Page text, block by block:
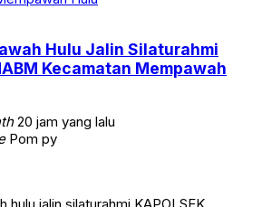
Hulu Jalin Silaturahmi
Kecamatan Mempawah
20 jam yang lalu
Pom py